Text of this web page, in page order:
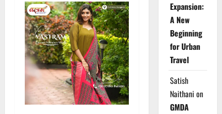
Expansion:
A New
Beginning
for Urban
Travel
Satish
Naithani on
GMDA